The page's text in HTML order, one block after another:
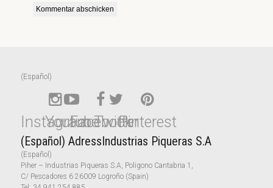
(Español)
Instagram
Youtube
Facebook
TwitterPinterest
(Español) AdressIndustrias Piqueras S.A
(Español)
Piher – Industrias Piqueras S.A, Poligono Cantabria 1,
C/ Pescadores 6 26009 Logroño (Spain)